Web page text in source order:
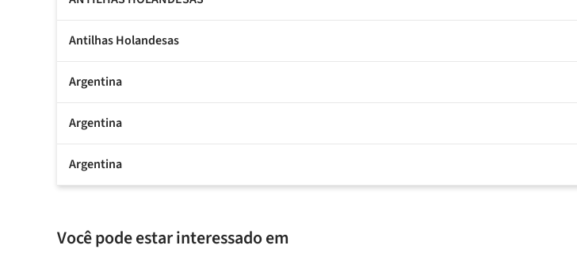
Antilhas Holandesas
Argentina
Argentina
Argentina
Você pode estar interessado em